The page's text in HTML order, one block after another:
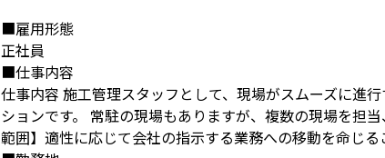
■雇用形態
正社員
■仕事内容
仕事内容 施工管理スタッフとして、現場がスムーズに進
ションです。 常駐の現場もありますが、複数の現場を担
範囲】適性に応じて会社の指示する業務への移動を命じる